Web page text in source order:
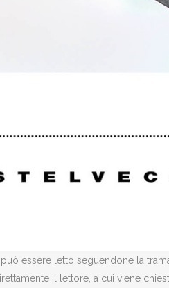
essere letto seguendone la
il lettore, a cui viene